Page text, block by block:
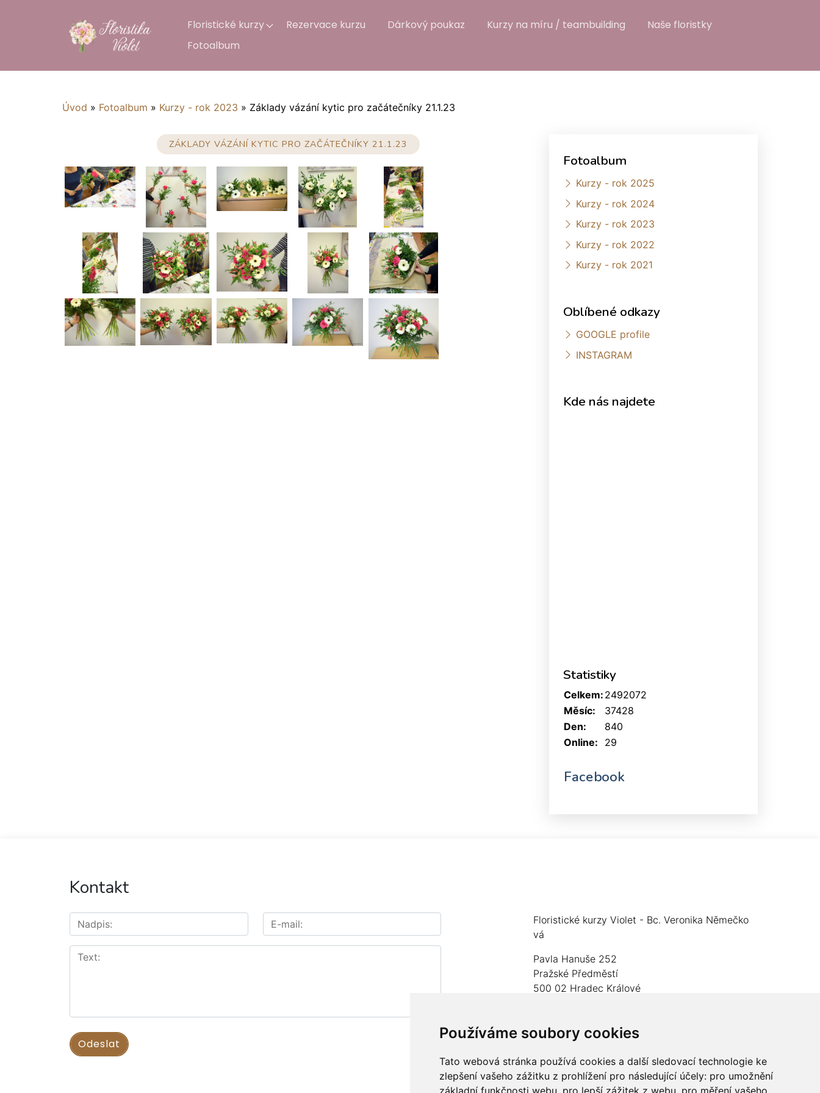
Používáme soubory cookies
Tato webová stránka používá cookies a další sledovací technologie ke
zlepšení vašeho zážitku z prohlížení pro následující účely: pro umožnění
základní funkčnosti webu pro lepší zážitek z webu pro měření vašeho
Floristické kurzy Rezervace kurzu Dárkový poukaz Kurzy na míru / teambuilding
Naše floristky
Fotoalbum
Úvod » Fotoalbum » Kurzy - rok 2023 » Základy vázání kytic pro začátečníky 21.1.23
ZÁKLADY VÁZÁNÍ KYTIC PRO ZAČÁTEČNÍKY 21.1.23
Fotoalbum
Kurzy - rok 2025
Kurzy - rok 2024
Kurzy - rok 2023
Kurzy - rok 2022
Kurzy - rok 2021
Oblíbené odkazy
GOOGLE profile
INSTAGRAM
Kde nás najdete
Statistiky
Online: 29
Celkem: 2492072
Měsíc:
37428
Den:
840
Facebook
Kontakt
Floristické kurzy Violet - Bc. Veronika Němečko
vá
Pavla Hanuše 252
Pražské Předměstí
500 02 Hradec Králové
číslo účtu: 2600989157/2010
Telefon: +420 737 982 070
E-mail:floristika.violet@email.cz